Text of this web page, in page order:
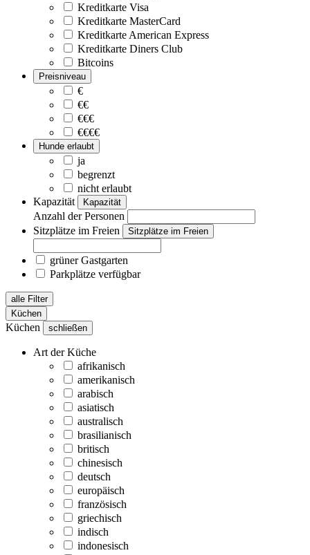
Kreditkarte Visa
Kreditkarte MasterCard
Kreditkarte American Express
Kreditkarte Diners Club
Bitcoins
Preisniveau
€
€€
€€€
€€€€
Hunde erlaubt
ja
begrenzt
nicht erlaubt
Kapazität
Kapazität
Anzahl der Personen
Sitzplätze im Freien
Sitzplätze im Freien
grüner Gastgarten
Parkplätze verfügbar
alle Filter
Küchen
Küchen schließen
Art der Küche
afrikanisch
amerikanisch
arabisch
asiatisch
australisch
brasilianisch
britisch
chinesisch
deutsch
europäisch
französisch
griechisch
indisch
indonesisch